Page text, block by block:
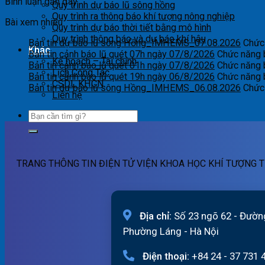
Quy trình dự báo lũ sông hồng
Quy trình ra thông báo khí tượng nông nghiệp
Quy trình dự báo thời tiết bằng mô hình
Quy trình thông báo và dự báo khí hậu
Khác
Kế hoạch – Tài chính
Lịch Công Tác
CSDL KHCN
Liên hệ
Bài xem nhiều
Bản tin dự báo lũ sông Hồng_IMHEMS_07.08.2026
Bản tin cảnh báo lũ quét 07h ngày 07/8/2026 Chức năng
Bản tin cảnh báo lũ quét 01h ngày 07/8/2026 Chức năng
Bản tin cảnh báo lũ quét 19h ngày 06/8/2026 Chức năng
Bản tin dự báo lũ sông Hồng_IMHEMS_06.08.2026
TRANG THÔNG TIN ĐIỆN TỬ VIỆN KHOA HỌC KHÍ TƯỢNG
Địa chỉ: Số 23 ngõ 62 -
Phường Láng - Hà Nội
Điện thoại: +84 24 - 37 731